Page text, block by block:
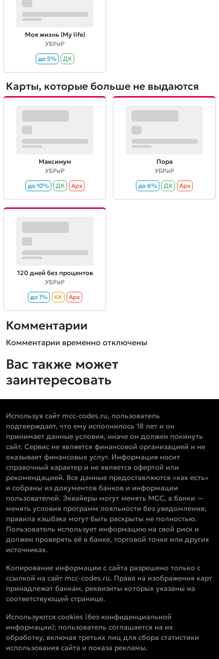
Моя жизнь (My life)
УБРиР
до 5% ДК
Карты, которые больше не выдаются
Максимум
УБРиР
до 10% ДК Aрх
Пора
УБРиР
до 6% ДК Aрх
120 дней без процентов
УБРиР
до 1% КК Aрх
Комментарии
Комментарии временно отключены
Вас также может
заинтересовать
Используя сайт mcc-codes.ru, пользователь
подтверждает, что ему исполнилось 18 лет и он
принимает данные условия, иначе он должен покинуть
сайт. Сервис не является финансовой организацией и не
оказывает финансовых услуг. Информация носит
справочный характер и не является офертой или
рекомендацией. Все данные предоставляются «как есть»
и собраны из документов банков и информации
пользователей. Эквайеры могут менять MCC, а банки —
менять условия программ лояльности без уведомления;
правила кэшбэка могут быть раскрыты не полностью.
Пользователь использует информацию на свой риск и
должен проверять её в банке, торговой точке или других
источниках.
Копирование информации с сайта разрешено только с
ссылкой на сайт mcc-codes.ru. Права на изображения карт
принадлежат банкам, реквизиты которых указаны на
соответствующей странице.
Используются cookies (без конфиденциальной
информации); пользователь соглашается на их
обработку, включая третьих лиц для сбора статистики
использования сайта и показа рекламы.